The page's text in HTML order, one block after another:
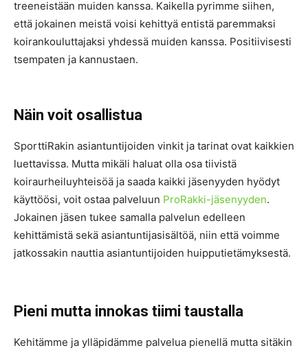
treeneistään muiden kanssa. Kaikella pyrimme siihen,
että jokainen meistä voisi kehittyä entistä paremmaksi
koirankouluttajaksi yhdessä muiden kanssa. Positiivisesti
tsempaten ja kannustaen.
Näin voit osallistua
SporttiRakin asiantuntijoiden vinkit ja tarinat ovat kaikkien
luettavissa. Mutta mikäli haluat olla osa tiivistä
koiraurheiluyhteisöä ja saada kaikki jäsenyyden hyödyt
käyttöösi, voit ostaa palveluun ProRakki-jäsenyyden.
Jokainen jäsen tukee samalla palvelun edelleen
kehittämistä sekä asiantuntijasisältöä, niin että voimme
jatkossakin nauttia asiantuntijoiden huipputietämyksestä.
Pieni mutta innokas tiimi taustalla
Kehitämme ja ylläpidämme palvelua pienellä mutta sitäkin